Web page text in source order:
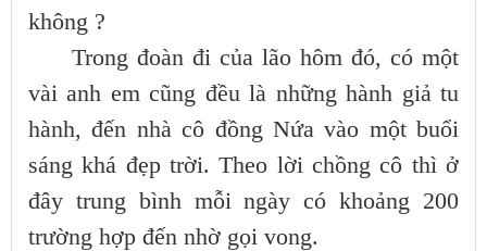
không ?
Trong đoàn đi của lão hôm đó, có một
vài anh em cũng đều là những hành giả tu
hành, đến nhà cô đồng Nứa vào một buổi
sáng khá đẹp trời. Theo lời chồng cô thì ở
đây trung bình mỗi ngày có khoảng 200
trường hợp đến nhờ gọi vong.